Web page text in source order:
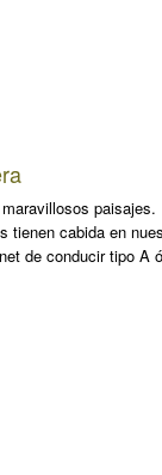
paisajes.
tienen cabida en
de conducir tipo A